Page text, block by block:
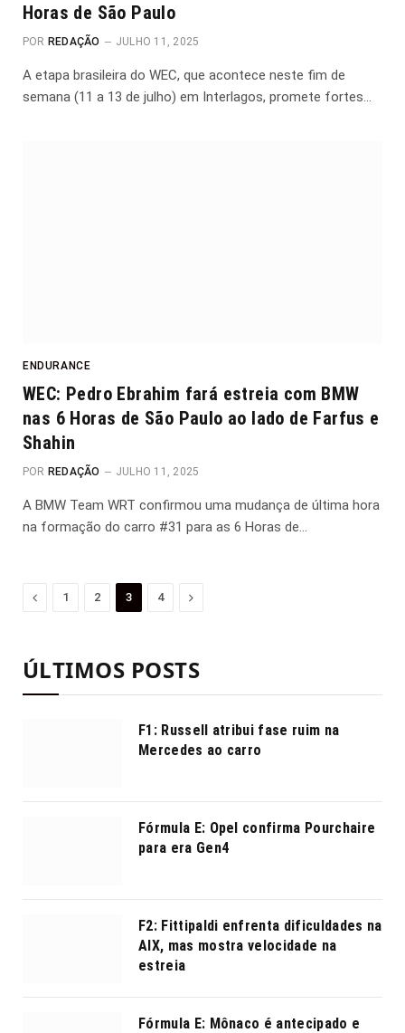
Horas de São Paulo
POR REDAÇÃO JULHO 11, 2025
A etapa brasileira do WEC, que acontece neste fim de
semana (11 a 13 de julho) em Interlagos, promete fortes…
ENDURANCE
WEC: Pedro Ebrahim fará estreia com BMW
nas 6 Horas de São Paulo ao lado de Farfus e
Shahin
POR REDAÇÃO JULHO 11, 2025
A BMW Team WRT confirmou uma mudança de última hora
na formação do carro #31 para as 6 Horas de…
Anterior
1 2 3 4 Proximo
ÚLTIMOS POSTS
F1: Russell atribui fase ruim na
Mercedes ao carro
Fórmula E: Opel confirma Pourchaire
para era Gen4
F2: Fittipaldi enfrenta dificuldades na
AIX, mas mostra velocidade na
estreia
Fórmula E: Mônaco é antecipado e